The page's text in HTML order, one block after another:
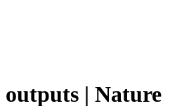
| Nature